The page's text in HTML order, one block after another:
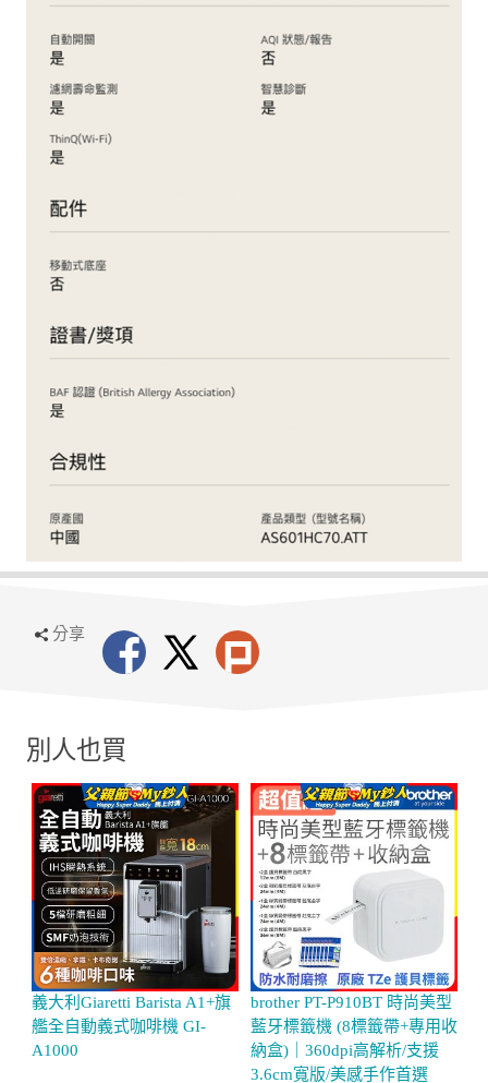
分享
別人也買
義大利Giaretti Barista A1+旗
艦全自動義式咖啡機 GI-
A1000
brother PT-P910BT 時尚美型
藍牙標籤機 (8標籤帶+專用收
納盒)｜360dpi高解析/支援
3.6cm寬版/美感手作首選